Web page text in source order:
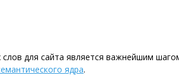
для сайта является важнейшим
ядра.